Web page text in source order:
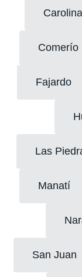
Carolina
Comerío
Fajardo
Las
Manatí
San Juan